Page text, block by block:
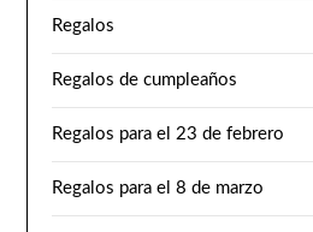
Regalos
Regalos de cumpleaños
Regalos para el 23 de febrero
Regalos para el 8 de marzo